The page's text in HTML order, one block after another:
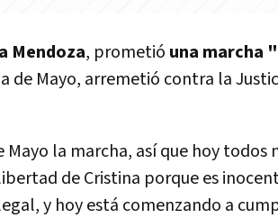
Mendoza, prometió una marcha
de Mayo, arremetió contra la
la marcha, así que hoy todos
de Cristina porque es
y hoy está comenzando a